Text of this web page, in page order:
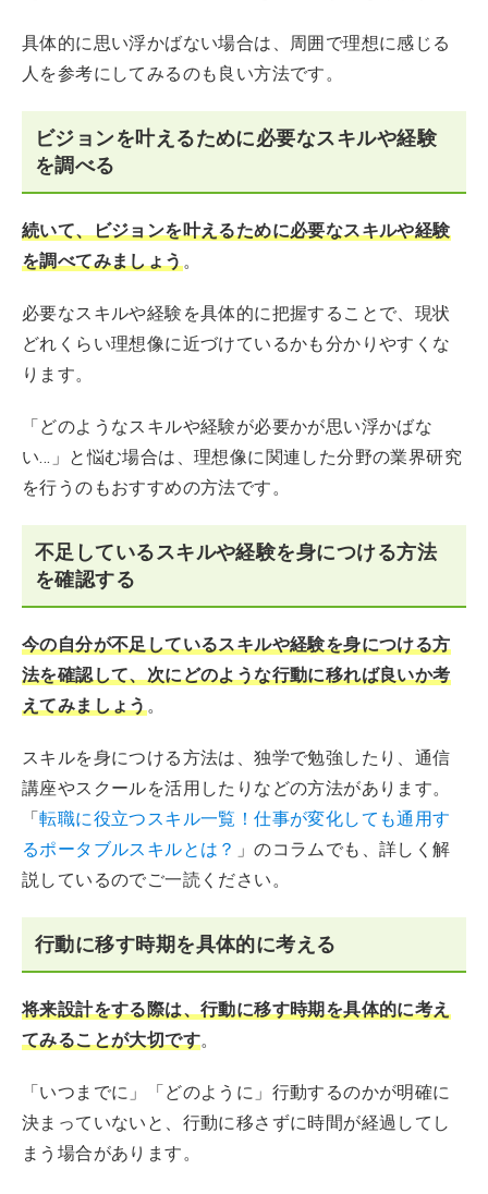
具体的に思い浮かばない場合は、周囲で理想に感じる
人を参考にしてみるのも良い方法です。
ビジョンを叶えるために必要なスキルや経験
を調べる
続いて、ビジョンを叶えるために必要なスキルや経験
を調べてみましょう。
必要なスキルや経験を具体的に把握することで、現状
どれくらい理想像に近づけているかも分かりやすくな
ります。
「どのようなスキルや経験が必要かが思い浮かばな
い…」と悩む場合は、理想像に関連した分野の業界研究
を行うのもおすすめの方法です。
不足しているスキルや経験を身につける方法
を確認する
今の自分が不足しているスキルや経験を身につける方
法を確認して、次にどのような行動に移れば良いか考
えてみましょう。
スキルを身につける方法は、独学で勉強したり、通信
講座やスクールを活用したりなどの方法があります。
「転職に役立つスキル一覧！仕事が変化しても通用す
るポータブルスキルとは？ 」のコラムでも、詳しく解
説しているのでご一読ください。
行動に移す時期を具体的に考える
将来設計をする際は、行動に移す時期を具体的に考え
てみることが大切です。
「いつまでに」「どのように」行動するのかが明確に
決まっていないと、行動に移さずに時間が経過してし
まう場合があります。